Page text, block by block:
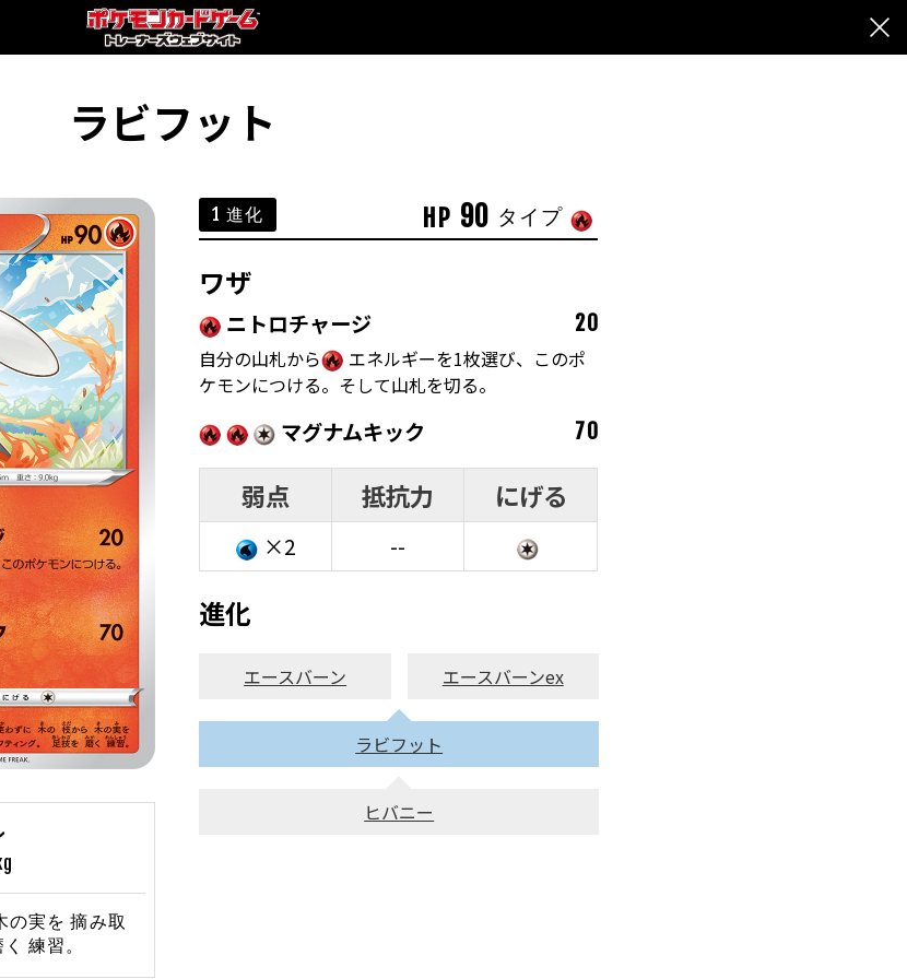
ラビフット
の実を 摘み取
練習。
1 進化 HP 90 タイプ
ワザ
ニトロチャージ
20
自分の山札から
エネルギーを1枚選び、このポ
ケモンにつける。そして山札を切る。
マグナムキック 70
弱点 抵抗力 にげる
×2 --
進化
エースバーン エースバーンex
ラビフット
ヒバニー